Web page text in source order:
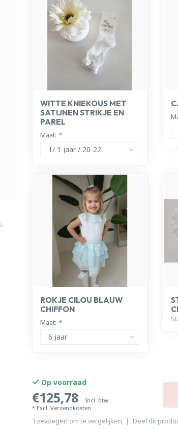
WITTE KNIEKOUS MET
SATIJNEN STRIKJE EN
PAREL
Maat: *
ROKJE CILOU BLAUW
CHIFFON
Maat: *
Op voorraad
€125,78
Incl. btw
* Excl. Verzendkosten
Toevoegen om te vergelijken Deel dit